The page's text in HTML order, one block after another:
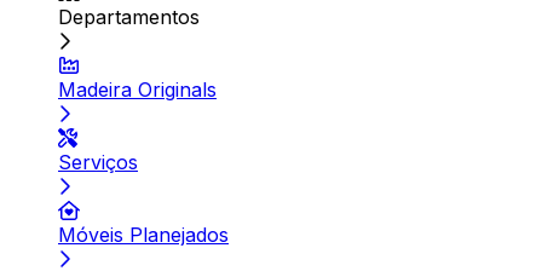
Departamentos
Madeira Originals
Serviços
Móveis Planejados